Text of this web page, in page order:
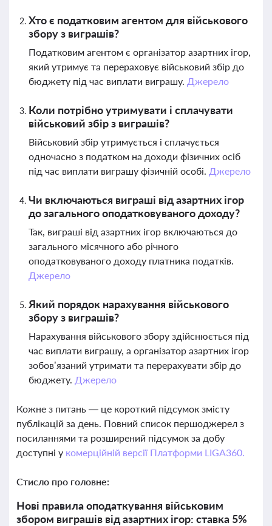
Хто є податковим агентом для військового
збору з виграшів?
Податковим агентом є організатор азартних ігор,
який утримує та перераховує військовий збір до
бюджету під час виплати виграшу. Джерело
Коли потрібно утримувати і сплачувати
військовий збір з виграшів?
Військовий збір утримується і сплачується
одночасно з податком на доходи фізичних осіб
під час виплати виграшу фізичній особі. Джерело
Чи включаються виграші від азартних ігор
до загального оподатковуваного доходу?
Так, виграші від азартних ігор включаються до
загального місячного або річного
оподатковуваного доходу платника податків.
Джерело
Який порядок нарахування військового
збору з виграшів?
Нарахування військового збору здійснюється під
час виплати виграшу, а організатор азартних ігор
зобов’язаний утримати та перерахувати збір до
бюджету. Джерело
Кожне з питань — це короткий підсумок змісту
публікацій за день. Повний список першоджерел з
посиланнями та розширений підсумок за добу
доступні у комерційній версії Платформи LIGA360.
Стисло про головне:
Нові правила оподаткування військовим
збором виграшів від азартних ігор: ставка 5%